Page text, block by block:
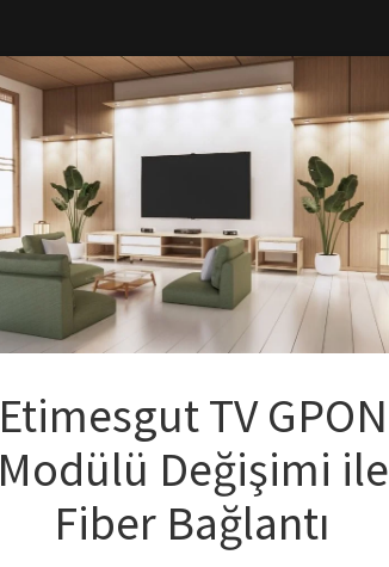
Etimesgut TV GPON
Modülü Değişimi ile
Fiber Bağlantı